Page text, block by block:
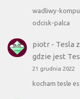
wadliwy-
odcisk-palca
piotr- Tesla
gdzie jest
21 grudnia 2022
kocham tesle